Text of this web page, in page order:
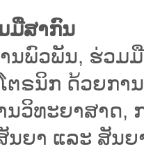
ມືສາກົນ
ພົວພັນ, ຮ່ວມມື
ຕຣນິກ ດ້ວຍກ
ນວິທະຍາສາດ
ຍາ ແລະ ສັນຍ